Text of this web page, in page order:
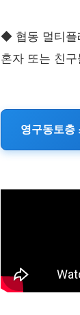
◆ 협동 멀티플
혼자 또는 친
영구동토층